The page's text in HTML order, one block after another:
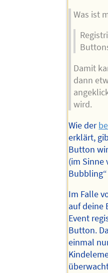
Was ist
Damit
dann
wird.
Wie der
erklärt,
Button
(im Sinne
Im Falle
auf deine
Event
Button.
einmal